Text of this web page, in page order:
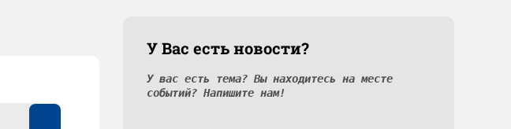
У Вас есть новости?
У вас есть тема? Вы находитесь на месте
событий? Напишите нам!